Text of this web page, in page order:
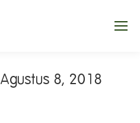
Agustus 8, 2018